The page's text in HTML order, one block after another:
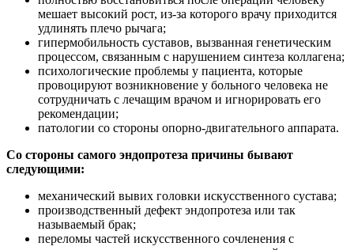
мешает высокий рост, из-за которого врачу приходится
удлинять плечо рычага;
гипермобильность суставов, вызванная генетическим
процессом, связанным с нарушением синтеза коллагена;
психологические проблемы у пациента, которые
провоцируют возникновение у больного человека не
сотрудничать с лечащим врачом и игнорировать его
рекомендации;
патологии со стороны опорно-двигательного аппарата.
Со стороны самого эндопротеза причины бывают
следующими:
механический вывих головки искусственного сустава;
производственный дефект эндопротеза или так
называемый брак;
переломы частей искусственного сочленения с